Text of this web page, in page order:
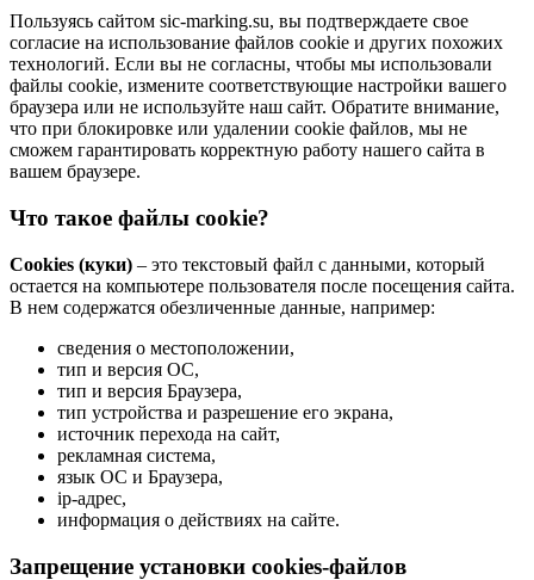
Пользуясь сайтом sic-marking.su, вы подтверждаете свое
согласие на использование файлов cookie и других похожих
технологий. Если вы не согласны, чтобы мы использовали
файлы cookie, измените соответствующие настройки вашего
браузера или не используйте наш сайт. Обратите внимание,
что при блокировке или удалении cookie файлов, мы не
сможем гарантировать корректную работу нашего сайта в
вашем браузере.
Что такое файлы cookie?
Cookies (куки) – это текстовый файл с данными, который
остается на компьютере пользователя после посещения сайта.
В нем содержатся обезличенные данные, например:
сведения о местоположении,
тип и версия ОС,
тип и версия Браузера,
тип устройства и разрешение его экрана,
источник перехода на сайт,
рекламная система,
язык ОС и Браузера,
ip-адрес,
информация о действиях на сайте.
Запрещение установки cookies-файлов